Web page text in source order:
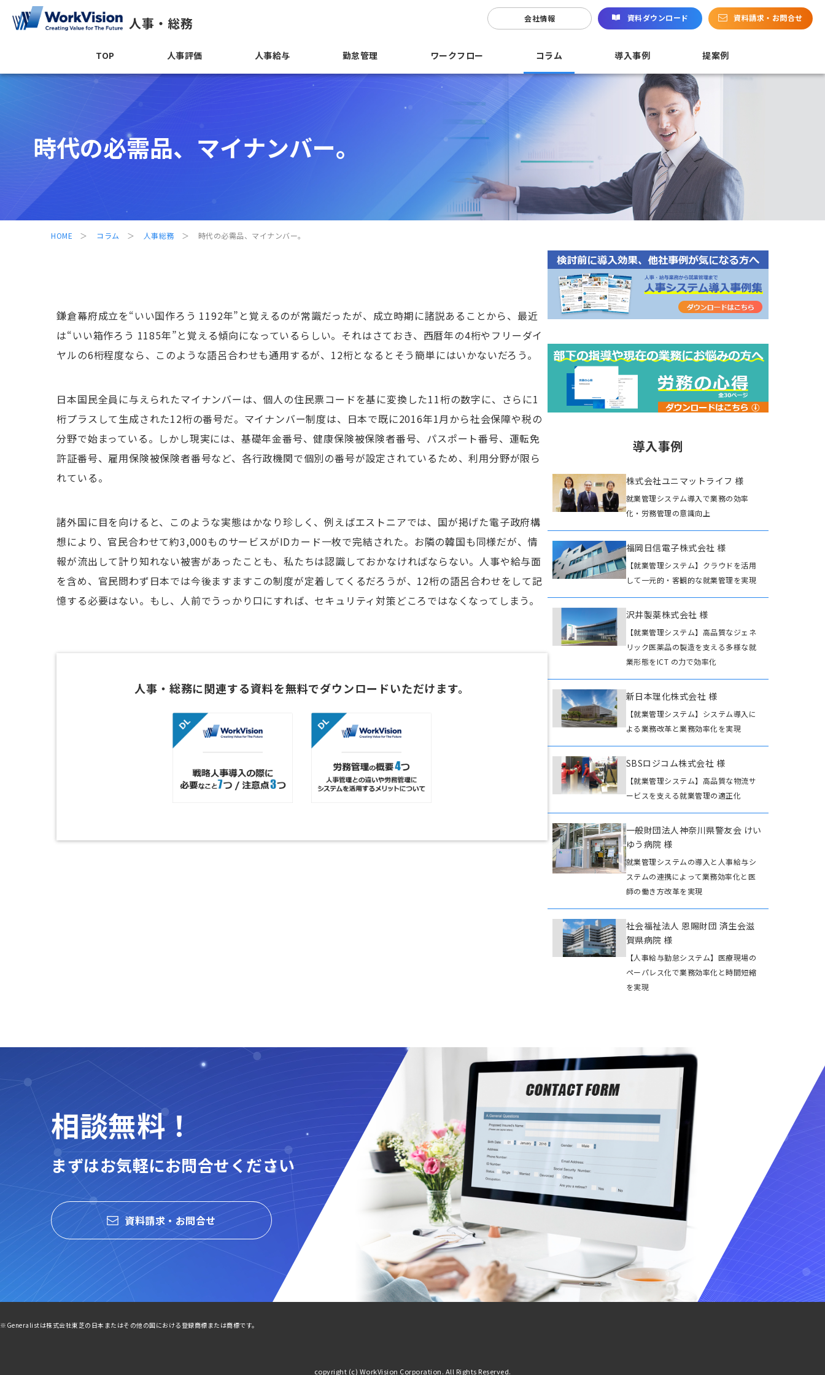
人事・総務 会社情報 資料ダウンロード 資料請求・お問合せ
TOP 人事評価 人事給与 勤怠管理 ワークフロー コラム 導入事例 提案例
時代の必需品、マイナンバー。
HOME コラム 人事総務 時代の必需品、マイナンバー。
鎌倉幕府成立を“いい国作ろう 1192年”と覚えるのが常識だったが、成立時期に諸説あることから、最近
は“いい箱作ろう 1185年”と覚える傾向になっているらしい。それはさておき、西暦年の4桁やフリーダイ
ヤルの6桁程度なら、このような語呂合わせも通用するが、12桁となるとそう簡単にはいかないだろう。
日本国民全員に与えられたマイナンバーは、個人の住民票コードを基に変換した11桁の数字に、さらに1
桁プラスして生成された12桁の番号だ。マイナンバー制度は、日本で既に2016年1月から社会保障や税の
分野で始まっている。しかし現実には、基礎年金番号、健康保険被保険者番号、パスポート番号、運転免
許証番号、雇用保険被保険者番号など、各行政機関で個別の番号が設定されているため、利用分野が限ら
れている。
諸外国に目を向けると、このような実態はかなり珍しく、例えばエストニアでは、国が掲げた電子政府構
想により、官民合わせて約3,000ものサービスがIDカード一枚で完結された。お隣の韓国も同様だが、情
報が流出して計り知れない被害があったことも、私たちは認識しておかなければならない。人事や給与面
を含め、官民問わず日本では今後ますますこの制度が定着してくるだろうが、12桁の語呂合わせをして記
憶する必要はない。もし、人前でうっかり口にすれば、セキュリティ対策どころではなくなってしまう。
人事・総務に関連する資料を無料でダウンロードいただけます。
導入事例
株式会社ユニマットライフ 様
就業管理システム導入で業務の効率
化・労務管理の意識向上
福岡日信電子株式会社 様
【就業管理システム】クラウドを活用
して一元的・客観的な就業管理を実現
沢井製薬株式会社 様
【就業管理システム】高品質なジェネ
リック医薬品の製造を支える多様な就
業形態をICT の力で効率化
新日本理化株式会社 様
【就業管理システム】システム導入に
よる業務改革と業務効率化を実現
SBSロジコム株式会社 様
【就業管理システム】高品質な物流サ
ービスを支える就業管理の適正化
一般財団法人神奈川県警友会 けい
ゆう病院 様
就業管理システムの導入と人事給与シ
ステムの連携によって業務効率化と医
師の働き方改革を実現
社会福祉法人 恩賜財団 済生会滋
賀県病院 様
【人事給与勤怠システム】医療現場の
ペーパレス化で業務効率化と時間短縮
を実現
相談無料！
まずはお気軽にお問合せください
資料請求・お問合せ
※Generalistは株式会社東芝の日本またはその他の国における登録商標または商標です。
copyright (c) WorkVision Corporation. All Rights Reserved.